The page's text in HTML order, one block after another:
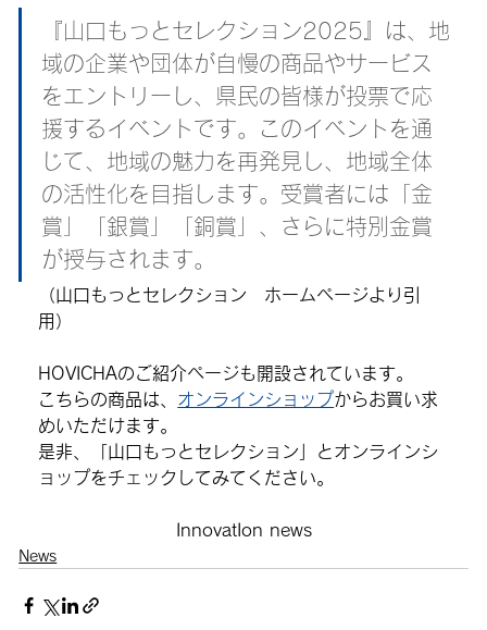
『山口もっとセレクション2025』は、地
域の企業や団体が自慢の商品やサービス
をエントリーし、県民の皆様が投票で応
援するイベントです。このイベントを通
じて、地域の魅力を再発見し、地域全体
の活性化を目指します。受賞者には「金
賞」「銀賞」「銅賞」、さらに特別金賞
が授与されます。
（山口もっとセレクション　ホームページより引
用）
HOVICHAのご紹介ページも開設されています。
こちらの商品は、 オンラインショップからお買い求
めいただけます。
是非、「山口もっとセレクション
とオンラインシ
ョップをチェックしてみてください。
InnovatIon news
News